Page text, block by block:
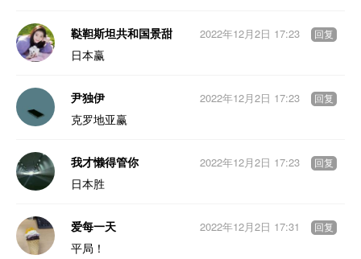
鞑靼斯坦共和国景甜
日本赢
2022年12月2日 17:23 回复
尹独伊
克罗地亚赢
2022年12月2日 17:23 回复
我才懒得管你
日本胜
2022年12月2日 17:23 回复
爱每一天
平局！
2022年12月2日 17:31 回复